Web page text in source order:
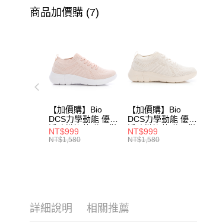
商品加價購 (7)
【加價購】Bio
DCS力學動能 優纖
淨防黴抑菌 休閒鞋
(女231624551)
NT$999
NT$1,580
【加價購】Bio
DCS力學動能 優纖
淨防黴抑菌 休閒鞋
(女231624541)
NT$999
NT$1,580
詳細說明 相關推薦